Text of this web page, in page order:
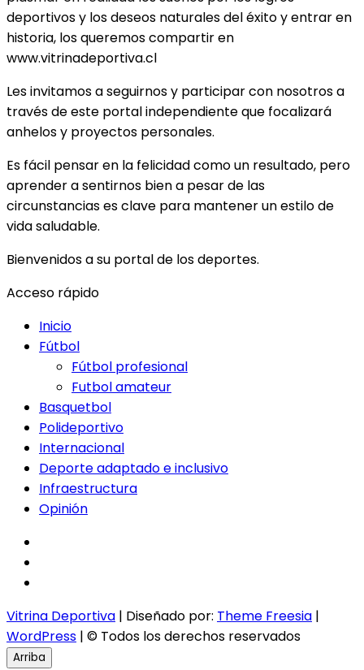
deportivos y los deseos naturales del éxito y entrar en
historia, los queremos compartir en
www.vitrinadeportiva.cl
Les invitamos a seguirnos y participar con nosotros a
través de este portal independiente que focalizará
anhelos y proyectos personales.
Es fácil pensar en la felicidad como un resultado, pero
aprender a sentirnos bien a pesar de las
circunstancias es clave para mantener un estilo de
vida saludable.
Bienvenidos a su portal de los deportes.
Acceso rápido
Inicio
Fútbol
Fútbol profesional
Futbol amateur
Basquetbol
Polideportivo
Internacional
Deporte adaptado e inclusivo
Infraestructura
Opinión
Vitrina Deportiva | Diseñado por: Theme Freesia |
WordPress | © Todos los derechos reservados
Arriba